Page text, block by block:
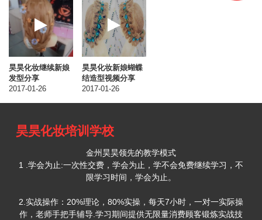
昊昊化妆继续新娘
发型分享
2017-01-26
昊昊化妆新娘蝴蝶
结造型视频分享
2017-01-26
昊昊化妆培训学校
金州昊昊领先的教学模式
1 .学会为止:一次性交费，学会为止，学不会免费继续学习，不
限学习时间，学会为止。
2.实战操作：20%理论，80%实操，每天7小时，一对一实际操
作，老师手把手辅导.学习期间提供无限量消费顾客锻炼实战技